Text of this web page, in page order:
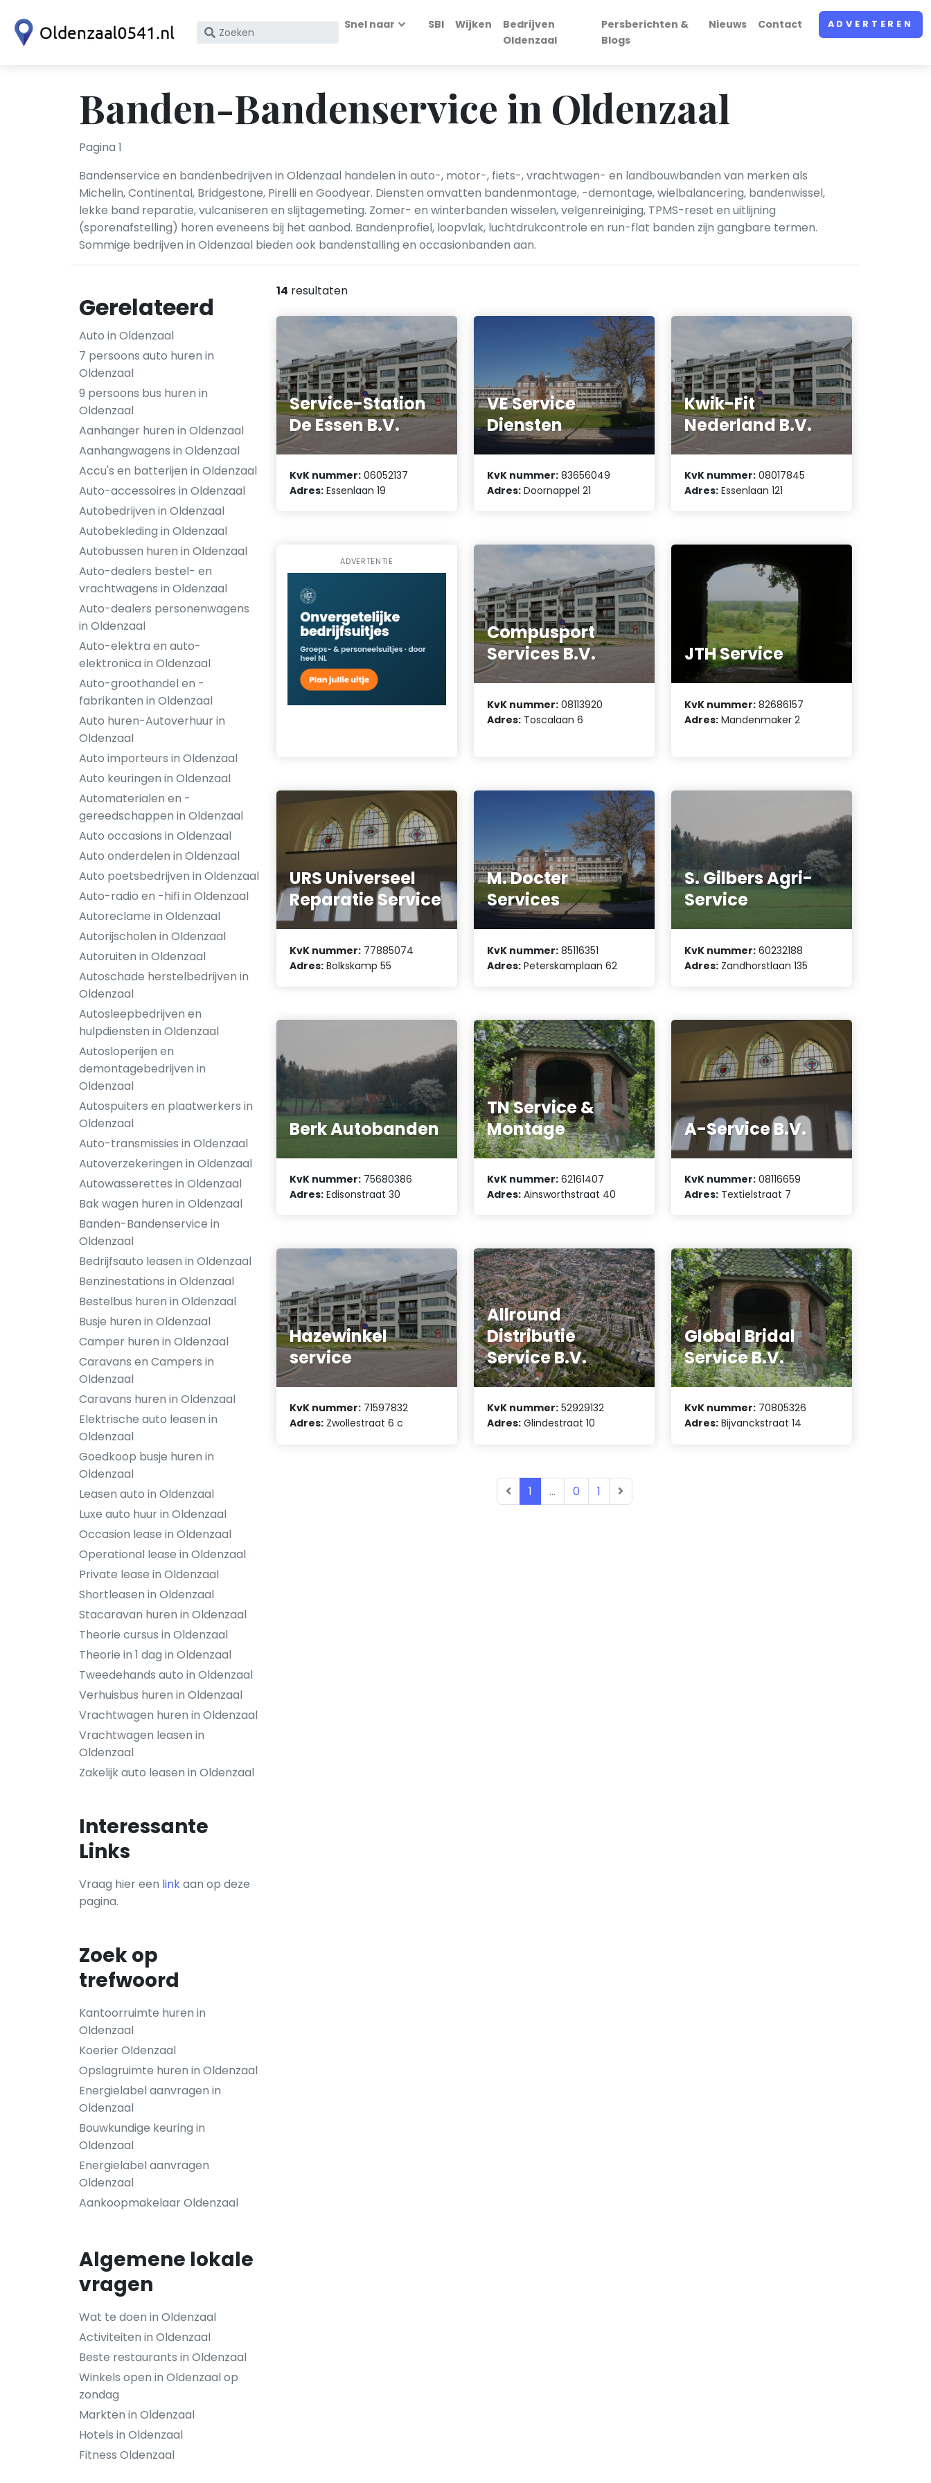
Zoek
nummer
Snel naar SBI Wijken
Bedrijven
Oldenzaal
Persberichten &
Blogs
Nieuws Contact ADVERTEREN
Banden-Bandenservice in Oldenzaal
Pagina 1
Bandenservice en bandenbedrijven in Oldenzaal handelen in auto-, motor-, fiets-, vrachtwagen- en landbouwbanden van merken als
Michelin, Continental, Bridgestone, Pirelli en Goodyear. Diensten omvatten bandenmontage, -demontage, wielbalancering, bandenwissel,
lekke band reparatie, vulcaniseren en slijtagemeting. Zomer- en winterbanden wisselen, velgenreiniging, TPMS-reset en uitlijning
(sporenafstelling) horen eveneens bij het aanbod. Bandenprofiel, loopvlak, luchtdrukcontrole en run-flat banden zijn gangbare termen.
Sommige bedrijven in Oldenzaal bieden ook bandenstalling en occasionbanden aan.
Gerelateerd
Auto in Oldenzaal
7 persoons auto huren in
Oldenzaal
9 persoons bus huren in
Oldenzaal
Aanhanger huren in Oldenzaal
Aanhangwagens in Oldenzaal
Accu's en batterijen in Oldenzaal
Auto-accessoires in Oldenzaal
Autobedrijven in Oldenzaal
Autobekleding in Oldenzaal
Autobussen huren in Oldenzaal
Auto-dealers bestel- en
vrachtwagens in Oldenzaal
Auto-dealers personenwagens
in Oldenzaal
Auto-elektra en auto-
elektronica in Oldenzaal
Auto-groothandel en -
fabrikanten in Oldenzaal
Auto huren-Autoverhuur in
Oldenzaal
Auto importeurs in Oldenzaal
Auto keuringen in Oldenzaal
Automaterialen en -
gereedschappen in Oldenzaal
Auto occasions in Oldenzaal
Auto onderdelen in Oldenzaal
Auto poetsbedrijven in Oldenzaal
Auto-radio en -hifi in Oldenzaal
Autoreclame in Oldenzaal
Autorijscholen in Oldenzaal
Autoruiten in Oldenzaal
Autoschade herstelbedrijven in
Oldenzaal
Autosleepbedrijven en
hulpdiensten in Oldenzaal
Autosloperijen en
demontagebedrijven in
Oldenzaal
Autospuiters en plaatwerkers in
Oldenzaal
Auto-transmissies in Oldenzaal
Autoverzekeringen in Oldenzaal
Autowasserettes in Oldenzaal
Bak wagen huren in Oldenzaal
Banden-Bandenservice in
Oldenzaal
Bedrijfsauto leasen in Oldenzaal
Benzinestations in Oldenzaal
Bestelbus huren in Oldenzaal
Busje huren in Oldenzaal
Camper huren in Oldenzaal
Caravans en Campers in
Oldenzaal
Caravans huren in Oldenzaal
Elektrische auto leasen in
Oldenzaal
Goedkoop busje huren in
Oldenzaal
Leasen auto in Oldenzaal
Luxe auto huur in Oldenzaal
Occasion lease in Oldenzaal
Operational lease in Oldenzaal
Private lease in Oldenzaal
Shortleasen in Oldenzaal
Stacaravan huren in Oldenzaal
Theorie cursus in Oldenzaal
Theorie in 1 dag in Oldenzaal
Tweedehands auto in Oldenzaal
Verhuisbus huren in Oldenzaal
Vrachtwagen huren in Oldenzaal
Vrachtwagen leasen in
Oldenzaal
Zakelijk auto leasen in Oldenzaal
Interessante
Links
Vraag hier een linkaan op deze
pagina.
Zoek op
trefwoord
Kantoorruimte huren in
Oldenzaal
Koerier Oldenzaal
Opslagruimte huren in Oldenzaal
Energielabel aanvragen in
Oldenzaal
Bouwkundige keuring in
Oldenzaal
Energielabel aanvragen
Oldenzaal
Aankoopmakelaar Oldenzaal
Algemene lokale
vragen
Wat te doen in Oldenzaal
Activiteiten in Oldenzaal
Beste restaurants in Oldenzaal
Winkels open in Oldenzaal op
zondag
Markten in Oldenzaal
Hotels in Oldenzaal
Fitness Oldenzaal
14 resultaten
Service-Station
De Essen B.V.
KvK nummer: 06052137
Adres: Essenlaan 19
VE Service
Diensten
KvK nummer: 83656049
Adres: Doornappel 21
Kwik-Fit
Nederland B.V.
KvK nummer: 08017845
Adres: Essenlaan 121
ADVERTENTIE
Compusport
Services B.V.
KvK nummer: 08113920
Adres: Toscalaan 6
JTH Service
KvK nummer: 82686157
Adres: Mandenmaker 2
URS Universeel
Reparatie Service
KvK nummer: 77885074
Adres: Bolkskamp 55
M. Docter
Services
KvK nummer: 85116351
Adres: Peterskamplaan 62
S. Gilbers Agri-
Service
KvK nummer: 60232188
Adres: Zandhorstlaan 135
Berk Autobanden
KvK nummer: 75680386
Adres: Edisonstraat 30
TN Service &
Montage
KvK nummer: 62161407
Adres: Ainsworthstraat 40
A-Service B.V.
KvK nummer: 08116659
Adres: Textielstraat 7
Hazewinkel
service
KvK nummer: 71597832
Adres: Zwollestraat 6 c
Allround
Distributie
Service B.V.
KvK nummer: 52929132
Adres: Glindestraat 10
Global Bridal
Service B.V.
KvK nummer: 70805326
Adres: Bijvanckstraat 14
1 ... 0 1